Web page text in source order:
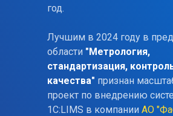
год.
Лучшим в 2024 году в
области "Метрология,
стандартизация,
качества" признан
проект по внедрению
1С:LIMS в компании АО